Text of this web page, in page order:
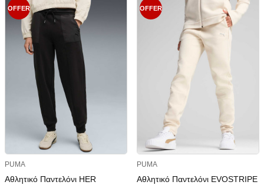
OFFER
PUMA
Αθλητικό Παντελόνι HER
OFFER
PUMA
Αθλητικό Παντελόνι EVOSTRIPE